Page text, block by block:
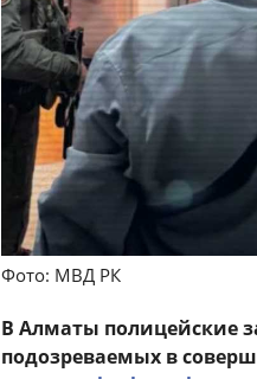
Фото: МВД РК
В Алматы полицейские
подозреваемых в